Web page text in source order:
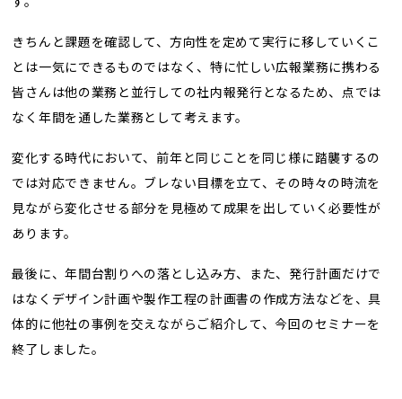
きちんと課題を確認して、方向性を定めて実行に移していくこ
とは一気にできるものではなく、特に忙しい広報業務に携わる
皆さんは他の業務と並行しての社内報発行となるため、点では
なく年間を通した業務として考えます。
変化する時代において、前年と同じことを同じ様に踏襲するの
では対応できません。ブレない目標を立て、その時々の時流を
見ながら変化させる部分を見極めて成果を出していく必要性が
あります。
最後に、年間台割りへの落とし込み方、また、発行計画だけで
はなくデザイン計画や製作工程の計画書の作成方法などを、具
体的に他社の事例を交えながらご紹介して、今回のセミナーを
終了しました。